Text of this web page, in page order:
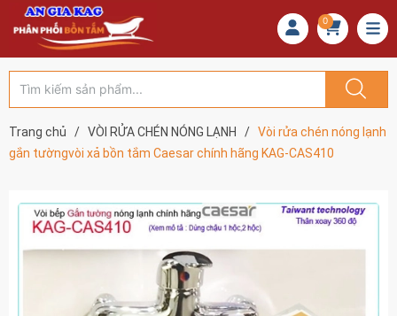
0
Trang chủ / VÒI RỬA CHÉN NÓNG LẠNH / Vòi rửa chén nóng lạnh
gắn tườngvòi xả bồn tắm Caesar chính hãng KAG-CAS410